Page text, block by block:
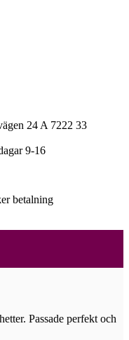
24 A 7222 33
9-16
betalning
Passade perfekt och